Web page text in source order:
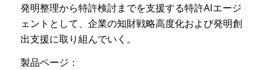
発明整理から特許検討までを支援する特許AIエージ
ェントとして、企業の知財戦略高度化および発明創
出支援に取り組んでいく。
製品ページ：